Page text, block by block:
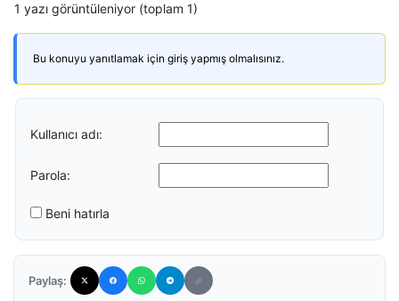
1 yazı görüntüleniyor (toplam 1)
Bu konuyu yanıtlamak için giriş yapmış olmalısınız.
Kullanıcı adı:
Parola:
Beni hatırla
Paylaş: